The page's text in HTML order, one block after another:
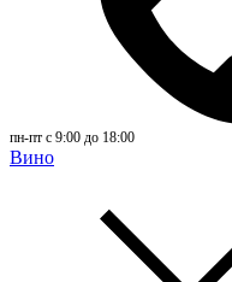
пн-пт с 9:00 до 18:00
Вино